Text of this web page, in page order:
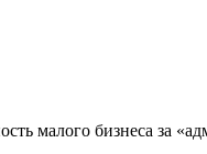
малого бизнеса за